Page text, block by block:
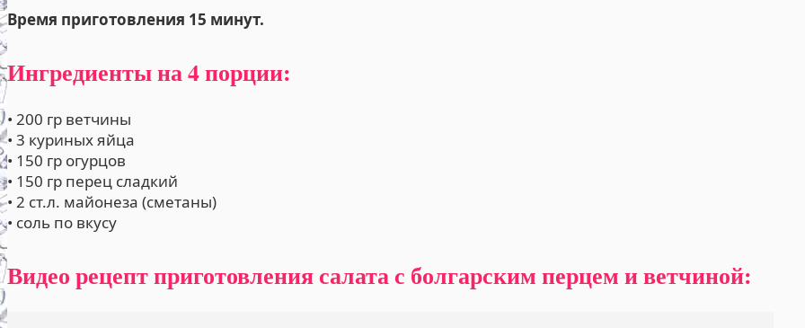
Время приготовления 15 минут.
Ингредиенты на 4 порции:
• 200 гр ветчины
• 3 куриных яйца
• 150 гр огурцов
• 150 гр перец сладкий
• 2 ст.л. майонеза (сметаны)
• соль по вкусу
Видео рецепт приготовления салата с болгарским перцем и ветчиной: